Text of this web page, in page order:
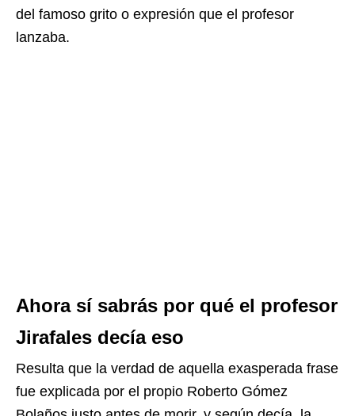
del famoso grito o expresión que el profesor
lanzaba.
Ahora sí sabrás por qué el profesor
Jirafales decía eso
Resulta que la verdad de aquella exasperada frase
fue explicada por el propio Roberto Gómez